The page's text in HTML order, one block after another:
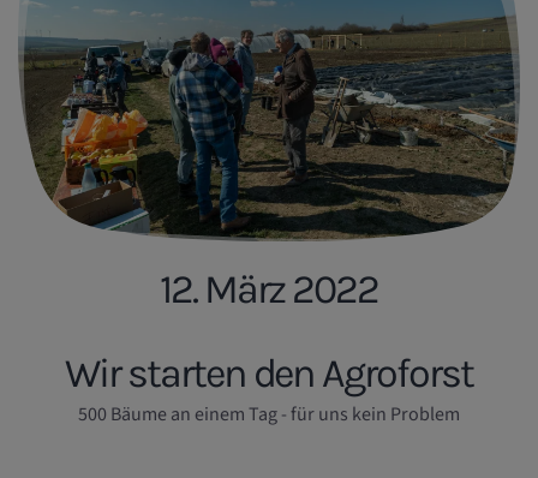
12. März 2022
Wir starten den Agroforst
500 Bäume an einem Tag - für uns kein Problem